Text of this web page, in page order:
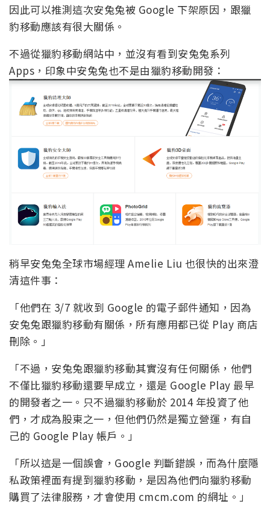
因此可以推測這次安兔兔被 Google 下架原因，跟獵
豹移動應該有很大關係。
不過從獵豹移動網站中，並沒有看到安兔兔系列
Apps，印象中安兔兔也不是由獵豹移動開發：
稍早安兔兔全球市場經理 Amelie Liu 也很快的出來澄
清這件事：
「他們在 3/7 就收到 Google 的電子郵件通知，因為
安兔兔跟獵豹移動有關係，所有應用都已從 Play 商店
刪除。」
「不過，安兔兔跟獵豹移動其實沒有任何關係，他們
不僅比獵豹移動還要早成立，還是 Google Play 最早
的開發者之一。只不過獵豹移動於 2014 年投資了他
們，才成為股東之一，但他們仍然是獨立營運，有自
己的 Google Play 帳戶。」
「所以這是一個誤會，Google 判斷錯誤，而為什麼隱
私政策裡面有提到獵豹移動，是因為他們向獵豹移動
購買了法律服務，才會使用 cmcm.com 的網址。」